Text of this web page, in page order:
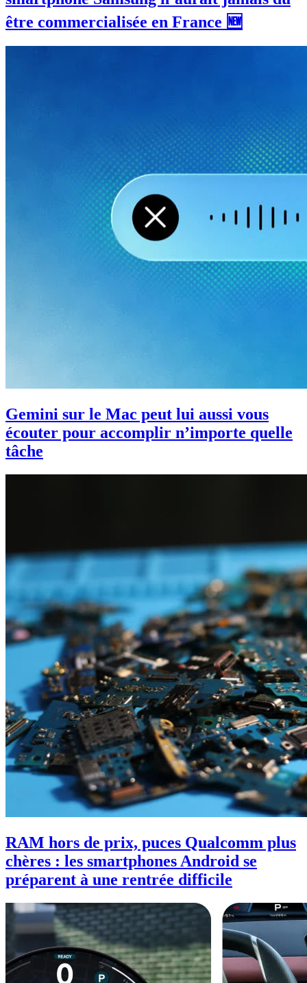
être commercialisée en France 🆕
Gemini sur le Mac peut lui aussi vous
écouter pour accomplir n’importe quelle
tâche
RAM hors de prix, puces Qualcomm plus
chères : les smartphones Android se
préparent à une rentrée difficile